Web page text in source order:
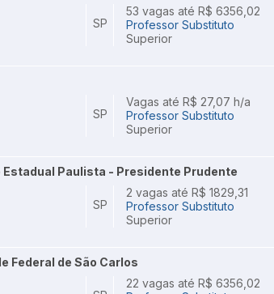
SP
53 vagas até R$ 6356,02
Professor Substituto
Superior
SP
Vagas até R$ 27,07 h/a
Professor Substituto
Superior
Estadual Paulista - Presidente Prudente
SP
2 vagas até R$ 1829,31
Professor Substituto
Superior
Federal de São Carlos
22 vagas até R$ 6356,02